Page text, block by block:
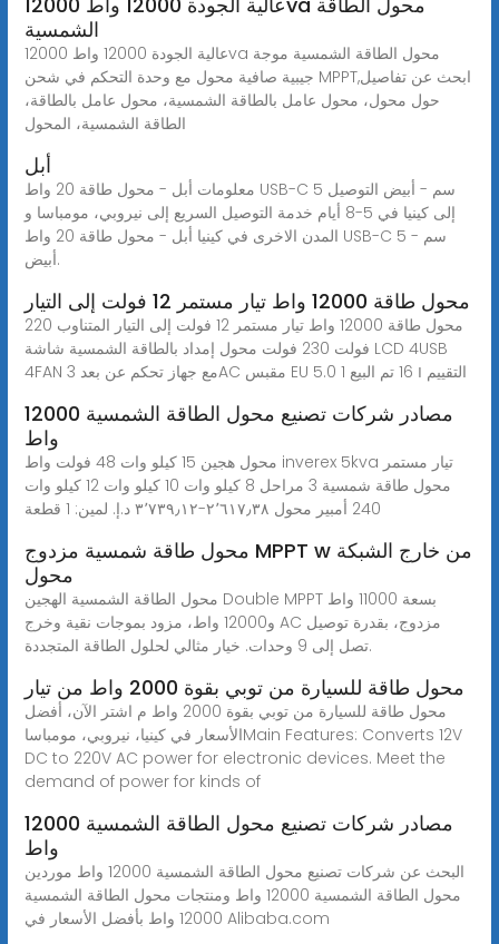
الشمسية
عالية الجودة 12000 واط 12000va محول الطاقة الشمسية موجة
جيبية صافية محول مع وحدة التحكم في شحن MPPT,ابحث عن تفاصيل
حول محول، محول عامل بالطاقة الشمسية، محول عامل بالطاقة،
الطاقة الشمسية، المحول
أبل
معلومات أبل - محول طاقة 20 واط USB-C 5 سم - أبيض التوصيل
إلى كينيا في 5-8 أيام خدمة التوصيل السريع إلى نيروبي، مومباسا و
المدن الاخرى في كينيا أبل - محول طاقة 20 واط USB-C 5 سم -
أبيض.
محول طاقة 12000 واط تيار مستمر 12 فولت إلى التيار
محول طاقة 12000 واط تيار مستمر 12 فولت إلى التيار المتناوب 220
فولت 230 فولت محول إمداد بالطاقة الشمسية شاشة LCD 4USB
4FAN مع جهاز تحكم عن بعد 3AC مقبس EU 5.0 1 التقييم ౹ 16 تم البيع
مصادر شركات تصنيع محول الطاقة الشمسية 12000
واط
محول هجين 15 كيلو وات 48 فولت واط inverex 5kva تيار مستمر
محول طاقة شمسية 3 مراحل 8 كيلو وات 10 كيلو وات 12 كيلو وات
240 أمبير محول ٢٬٦١٧٫٣٨-‏٣٬٧٣٩٫١٢ د.إ.‏ لمين: 1 قطعة
محول طاقة شمسية مزدوج MPPT w من خارج الشبكة
محول
محول الطاقة الشمسية الهجين Double MPPT بسعة 11000 واط
و12000 واط، مزود بموجات نقية وخرج AC مزدوج، بقدرة توصيل
تصل إلى 9 وحدات. خيار مثالي لحلول الطاقة المتجددة.
محول طاقة للسيارة من توبي بقوة 2000 واط من تيار
محول طاقة للسيارة من توبي بقوة 2000 واط م اشتر الآن، أفضل
الأسعار في كينيا، نيروبي، مومباساMain Features: Converts 12V
DC to 220V AC power for electronic devices. Meet the
demand of power for kinds of
مصادر شركات تصنيع محول الطاقة الشمسية 12000
واط
البحث عن شركات تصنيع محول الطاقة الشمسية 12000 واط موردين
محول الطاقة الشمسية 12000 واط ومنتجات محول الطاقة الشمسية
12000 واط بأفضل الأسعار في Alibaba.com